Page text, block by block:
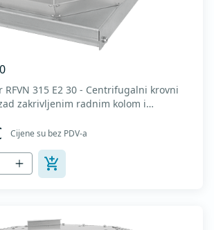
315 E2 30 - Centrifugalni krovni
zakrivljenim radnim kolom i
vazduha: do 3.860 m3/h - Za
temperaturama do 120 °C - Odvod
Cijene su bez PDV-a